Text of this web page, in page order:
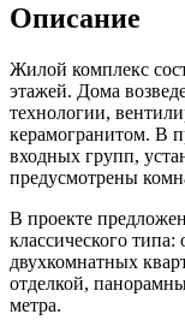
Описание
Жилой комплекс
этажей. Дома
технологии,
керамогранитом. В
входных групп,
предусмотрены
В проекте
классического
двухкомнатных
отделкой,
метра.